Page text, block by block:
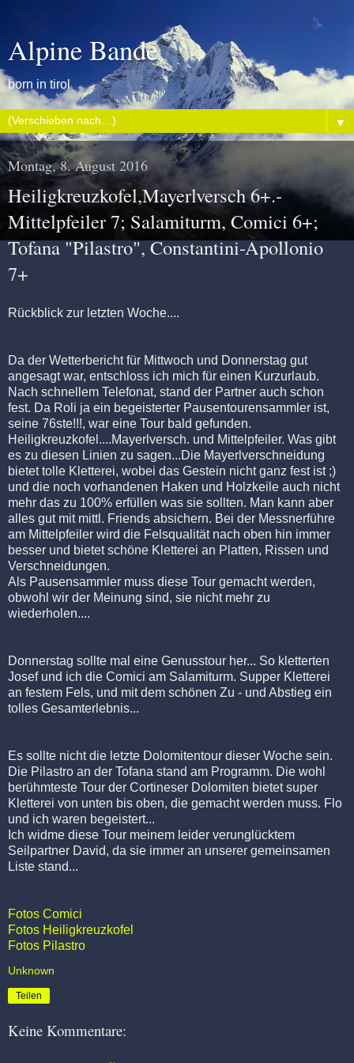
Alpine Bande
born in tirol
▼
Montag, 8. August 2016
Heiligkreuzkofel,Mayerlversch 6+.-
Mittelpfeiler 7; Salamiturm, Comici 6+;
Tofana "Pilastro", Constantini-Apollonio
7+
Rückblick zur letzten Woche....
Da der Wetterbericht für Mittwoch und Donnerstag gut
angesagt war, entschloss ich mich für einen Kurzurlaub.
Nach schnellem Telefonat, stand der Partner auch schon
fest. Da Roli ja ein begeisterter Pausentourensammler ist,
seine 76ste!!!, war eine Tour bald gefunden.
Heiligkreuzkofel....Mayerlversch. und Mittelpfeiler. Was gibt
es zu diesen Linien zu sagen...Die Mayerlverschneidung
bietet tolle Kletterei, wobei das Gestein nicht ganz fest ist ;)
und die noch vorhandenen Haken und Holzkeile auch nicht
mehr das zu 100% erfüllen was sie sollten. Man kann aber
alles gut mit mittl. Friends absichern. Bei der Messnerführe
am Mittelpfeiler wird die Felsqualität nach oben hin immer
besser und bietet schöne Kletterei an Platten, Rissen und
Verschneidungen.
Als Pausensammler muss diese Tour gemacht werden,
obwohl wir der Meinung sind, sie nicht mehr zu
wiederholen....
Donnerstag sollte mal eine Genusstour her... So kletterten
Josef und ich die Comici am Salamiturm. Supper Kletterei
an festem Fels, und mit dem schönen Zu - und Abstieg ein
tolles Gesamterlebnis...
Es sollte nicht die letzte Dolomitentour dieser Woche sein.
Die Pilastro an der Tofana stand am Programm. Die wohl
berühmteste Tour der Cortineser Dolomiten bietet super
Kletterei von unten bis oben, die gemacht werden muss. Flo
und ich waren begeistert...
Ich widme diese Tour meinem leider verunglücktem
Seilpartner David, da sie immer an unserer gemeinsamen
Liste stand...
Fotos Comici
Fotos Heiligkreuzkofel
Fotos Pilastro
Unknown
Teilen
Keine Kommentare: